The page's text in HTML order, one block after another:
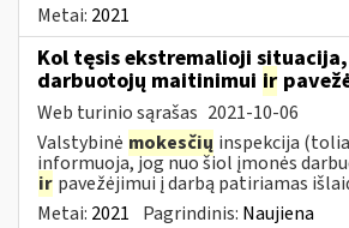
Metai: 2021
Kol tęsis ekstremalioji
darbuotojų maitinimui ir
Web turinio sąrašas 2021-10-06
Valstybinė mokesčių inspekcija
informuoja, jog nuo šiol įmonės
ir pavežėjimui į darbą patiriamas
Metai: 2021 Pagrindinis: Naujiena